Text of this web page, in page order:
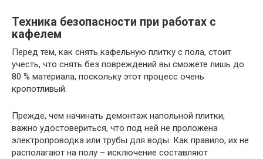
Техника безопасности при работах с
кафелем
Перед тем, как снять кафельную плитку с пола, стоит
учесть, что снять без повреждений вы сможете лишь до
80 % материала, поскольку этот процесс очень
кропотливый.
Прежде, чем начинать демонтаж напольной плитки,
важно удостовериться, что под ней не проложена
электропроводка или трубы для воды. Как правило, их не
располагают на полу – исключение составляют